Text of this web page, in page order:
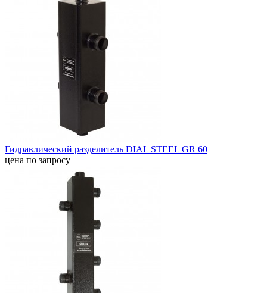
Гидравлический разделитель DIAL STEEL GR 60
цена по запросу